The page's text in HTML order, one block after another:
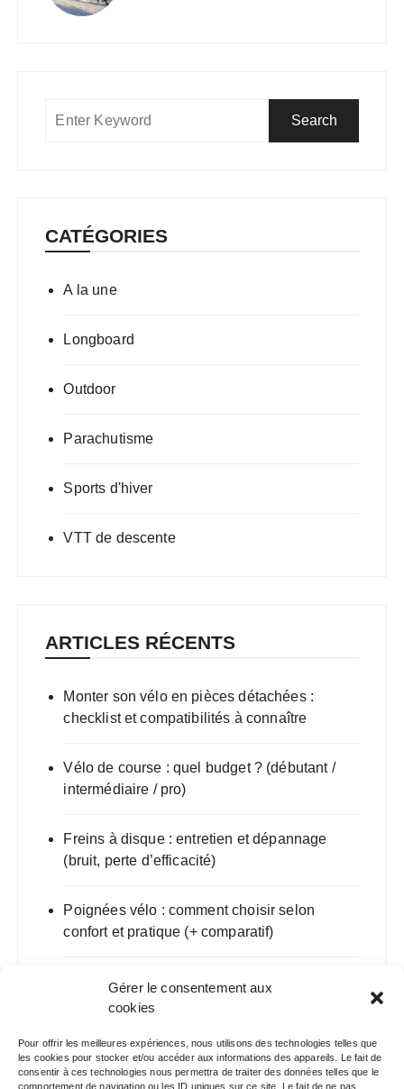
Gérer le consentement aux
cookies
Pour offrir les meilleures expériences, nous utilisons des technologies telles que
les cookies pour stocker et/ou accéder aux informations des appareils. Le fait de
consentir à ces technologies nous permettra de traiter des données telles que le
comportement de navigation ou les ID uniques sur ce site. Le fait de ne pas
CATÉGORIES
A la une
Longboard
Outdoor
Parachutisme
Sports d'hiver
VTT de descente
ARTICLES RÉCENTS
Monter son vélo en pièces détachées :
checklist et compatibilités à connaître
Vélo de course : quel budget ? (débutant /
intermédiaire / pro)
Freins à disque : entretien et dépannage
(bruit, perte d’efficacité)
Poignées vélo : comment choisir selon
confort et pratique (+ comparatif)
VTT de descente : guide d’achat 2025
(géométrie, suspensions, composants)